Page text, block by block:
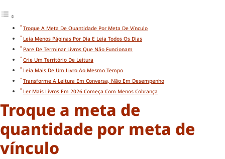
Troque A Meta De Quantidade Por Meta De Vínculo
Leia Menos Páginas Por Dia E Leia Todos Os Dias
Pare De Terminar Livros Que Não Funcionam
Crie Um Território De Leitura
Leia Mais De Um Livro Ao Mesmo Tempo
Transforme A Leitura Em Conversa, Não Em Desempenho
Ler Mais Livros Em 2026 Começa Com Menos Cobrança
Troque a meta de
quantidade por meta de
vínculo